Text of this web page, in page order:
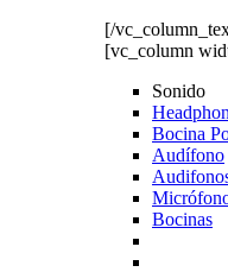
[/
[vc_column
Sonido
Bocina
Audífono
Bocinas